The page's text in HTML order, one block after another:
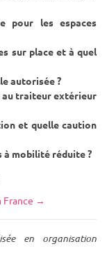
pour les espaces
sur place et à quel
autorisée ?
au traiteur extérieur
et quelle caution
à mobilité réduite ?
France →
en organisation